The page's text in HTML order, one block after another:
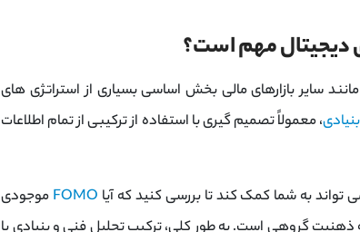
دیجیتال مهم است؟
مانند سایر بازارهای مالی بخش اساسی بسیاری از استراتژی های
، معمولاً تصمیم گیری با استفاده از ترکیبی از تمام اطلاعات
تواند به شما کمک کند تا بررسی کنید که آیا FOMO موجودی